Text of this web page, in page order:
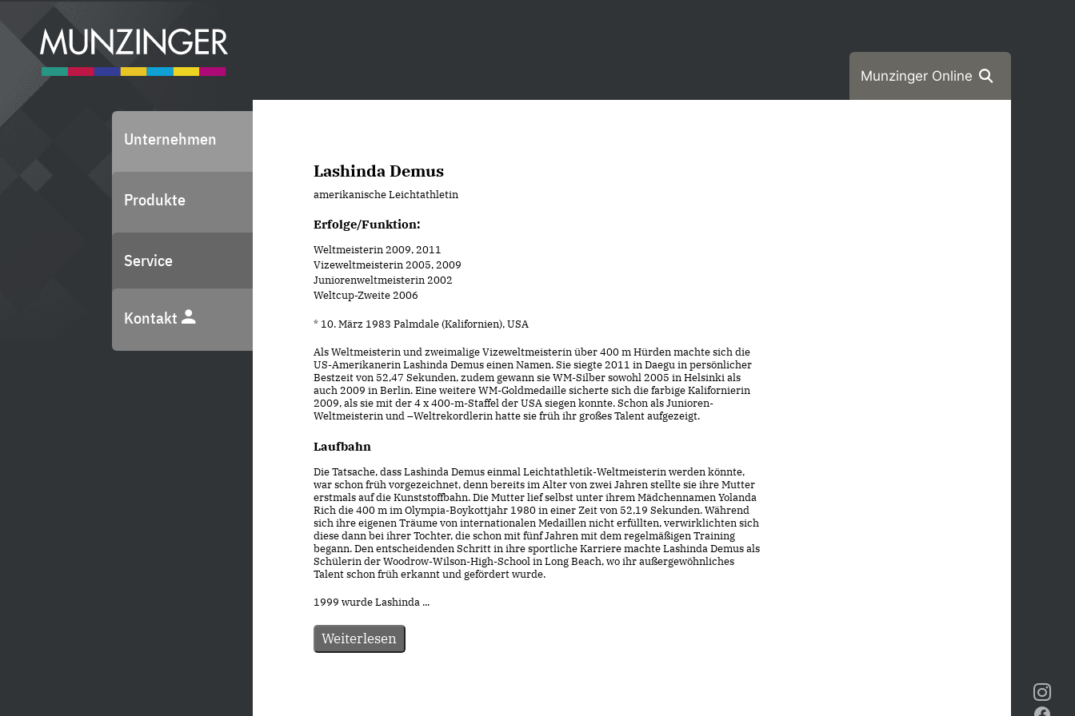
Munzinger Online
Unternehmen
Produkte
Service
Kontakt
Lashinda Demus
amerikanische Leichtathletin
Erfolge/Funktion:
Weltmeisterin 2009, 2011
Vizeweltmeisterin 2005, 2009
Juniorenweltmeisterin 2002
Weltcup-Zweite 2006
* 10. März 1983 Palmdale (Kalifornien), USA
Als Weltmeisterin und zweimalige Vizeweltmeisterin über 400 m Hürden machte sich die
US-Amerikanerin Lashinda Demus einen Namen. Sie siegte 2011 in Daegu in persönlicher
Bestzeit von 52,47 Sekunden, zudem gewann sie WM-Silber sowohl 2005 in Helsinki als
auch 2009 in Berlin. Eine weitere WM-Goldmedaille sicherte sich die farbige Kalifornierin
2009, als sie mit der 4 x 400-m-Staffel der USA siegen konnte. Schon als Junioren-
Weltmeisterin und –Weltrekordlerin hatte sie früh ihr großes Talent aufgezeigt.
Laufbahn
Die Tatsache, dass Lashinda Demus einmal Leichtathletik-Weltmeisterin werden könnte,
war schon früh vorgezeichnet, denn bereits im Alter von zwei Jahren stellte sie ihre Mutter
erstmals auf die Kunststoffbahn. Die Mutter lief selbst unter ihrem Mädchennamen Yolanda
Rich die 400 m im Olympia-Boykottjahr 1980 in einer Zeit von 52,19 Sekunden. Während
sich ihre eigenen Träume von internationalen Medaillen nicht erfüllten, verwirklichten sich
diese dann bei ihrer Tochter, die schon mit fünf Jahren mit dem regelmäßigen Training
begann. Den entscheidenden Schritt in ihre sportliche Karriere machte Lashinda Demus als
Schülerin der Woodrow-Wilson-High-School in Long Beach, wo ihr außergewöhnliches
Talent schon früh erkannt und gefördert wurde.
1999 wurde Lashinda ...
Weiterlesen